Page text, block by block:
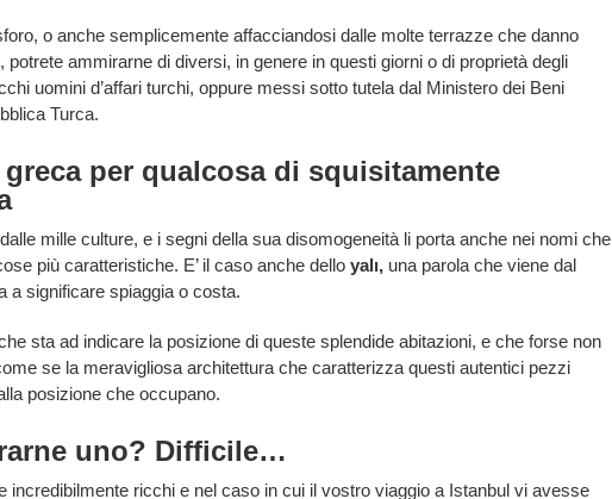
o anche semplicemente affacciandosi dalle molte terrazze che danno
potrete ammirarne di diversi, in genere in questi giorni o di proprietà degli
uomini d’affari turchi, oppure messi sotto tutela dal Ministero dei Beni
Turca.
greca per qualcosa di squisitamente
mille culture, e i segni della sua disomogeneità li porta anche nei nomi che
più caratteristiche. E’ il caso anche dello yalı, una parola che viene dal
a significare spiaggia o costa.
sta ad indicare la posizione di queste splendide abitazioni, e che forse non
se la meravigliosa architettura che caratterizza questi autentici pezzi
posizione che occupano.
uno? Difficile…
incredibilmente ricchi e nel caso in cui il vostro viaggio a Istanbul vi avesse